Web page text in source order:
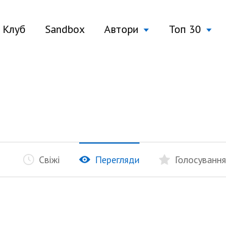
Клуб Sandbox Автори Топ 30
Свіжі Перегляди Голосування